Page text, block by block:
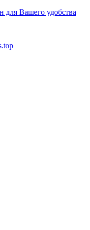
Вашего удобства